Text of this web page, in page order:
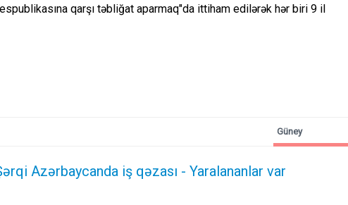
qarşı təbliğat aparmaq"da ittiham edilərək hər biri 9 il
Azərbaycanda iş qəzası - Yaralananlar var
Güney